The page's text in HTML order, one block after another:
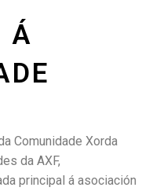
Á
Comunidade Xorda
da AXF,
principal á asociación